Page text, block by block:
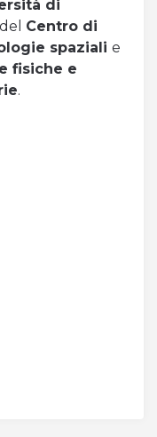
di
Centro di
spaziali e
fisiche e
.